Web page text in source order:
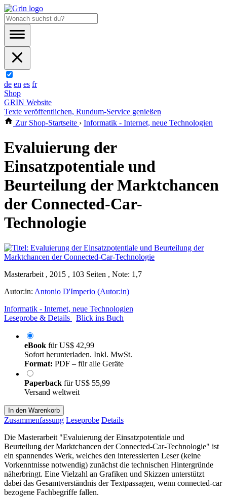
de en es fr
Shop
GRIN Website
Texte veröffentlichen, Rundum-Service genießen
Zur Shop-Startseite › Informatik - Internet, neue Technologien
Evaluierung der
Einsatzpotentiale und
Beurteilung der Marktchancen
der Connected-Car-
Technologie
Masterarbeit , 2015 , 103 Seiten , Note: 1,7
Autor:in: Antonio D'Imperio (Autor:in)
Informatik - Internet, neue Technologien
Leseprobe & Details
Blick ins Buch
eBook fürUS$ 42,99
Sofort herunterladen. Inkl. MwSt.
Format: PDF – für alle Geräte
Paperback fürUS$ 55,99
Versand weltweit
In den Warenkorb
Zusammenfassung Leseprobe Details
Die Masterarbeit "Evaluierung der Einsatzpotentiale und
Beurteilung der Marktchancen der Connected-Car-Technologie" ist
ein spannendes Werk, welches den interessierten Leser (keine
Vorkenntnisse notwendig) zunächst die technischen Hintergründe
näherbringt. Eine Vielzahl an Grafiken und Skizzen unterstützt
dabei das Gesamtverständnis der Textpassagen, wenn connected-car
bezogene Fachbegriffe fallen.